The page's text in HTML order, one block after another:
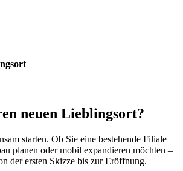
neuen Lieblingsort?
starten. Ob Sie eine bestehende Filiale
planen oder mobil expandieren möchten –
der ersten Skizze bis zur Eröffnung.